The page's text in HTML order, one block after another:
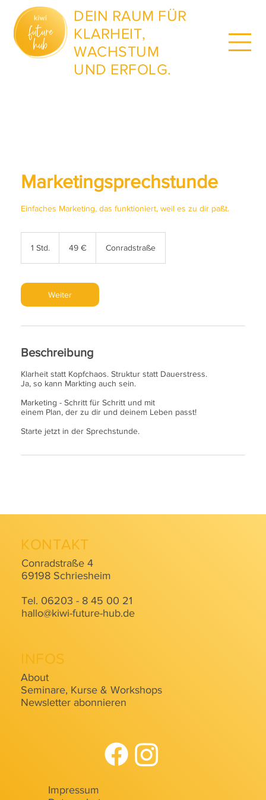
DEIN RAUM FÜR
KLARHEIT,
WACHSTUM
UND ERFOLG.
Marketingsprechstunde
Einfaches Marketing, das funktioniert, weil es zu dir paßt.
1 Std.
d
49 € Conradstraße
Weiter
Beschreibung
Klarheit statt Kopfchaos. Struktur statt Dauerstress.
Ja, so kann Markting auch sein.
Marketing - Schritt für Schritt und mit
einem Plan, der zu dir und deinem Leben passt!
Starte jetzt in der Sprechstunde.
KONTAKT
Conradstraße 4
69198 Schriesheim
Tel. 06203 - 8 45 00 21
hallo@kiwi-future-hub.de
INFOS
About
Seminare, Kurse & Workshops
Newsletter abonnieren
Impressum